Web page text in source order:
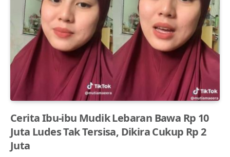
Cerita Ibu-ibu Mudik Lebaran Bawa Rp 10
Juta Ludes Tak Tersisa, Dikira Cukup Rp 2
Juta